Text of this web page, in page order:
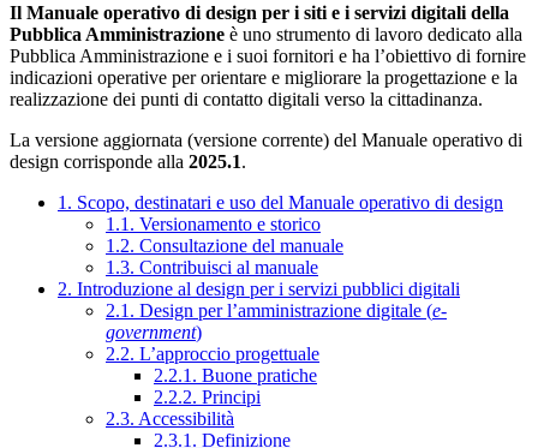
Il Manuale operativo di design per i siti e i servizi digitali della
Pubblica Amministrazione è uno strumento di lavoro dedicato alla
Pubblica Amministrazione e i suoi fornitori e ha l’obiettivo di fornire
indicazioni operative per orientare e migliorare la progettazione e la
realizzazione dei punti di contatto digitali verso la cittadinanza.
La versione aggiornata (versione corrente) del Manuale operativo di
design corrisponde alla 2025.1.
1. Scopo, destinatari e uso del Manuale operativo di design
1.1. Versionamento e storico
1.2. Consultazione del manuale
1.3. Contribuisci al manuale
2. Introduzione al design per i servizi pubblici digitali
2.1. Design per l’amministrazione digitale (e-
government)
2.2. L’approccio progettuale
2.2.1. Buone pratiche
2.2.2. Principi
2.3. Accessibilità
2.3.1. Definizione